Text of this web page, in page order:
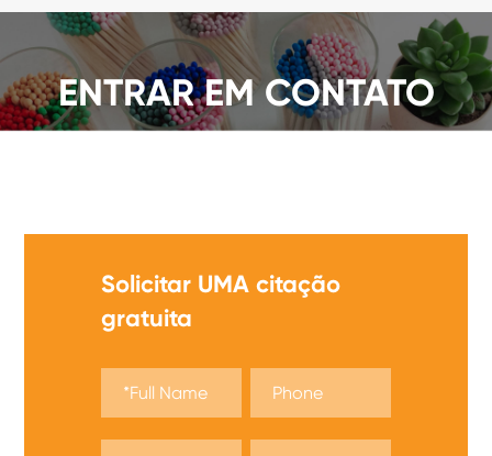
ENTRAR EM CONTATO
Solicitar UMA citação
gratuita